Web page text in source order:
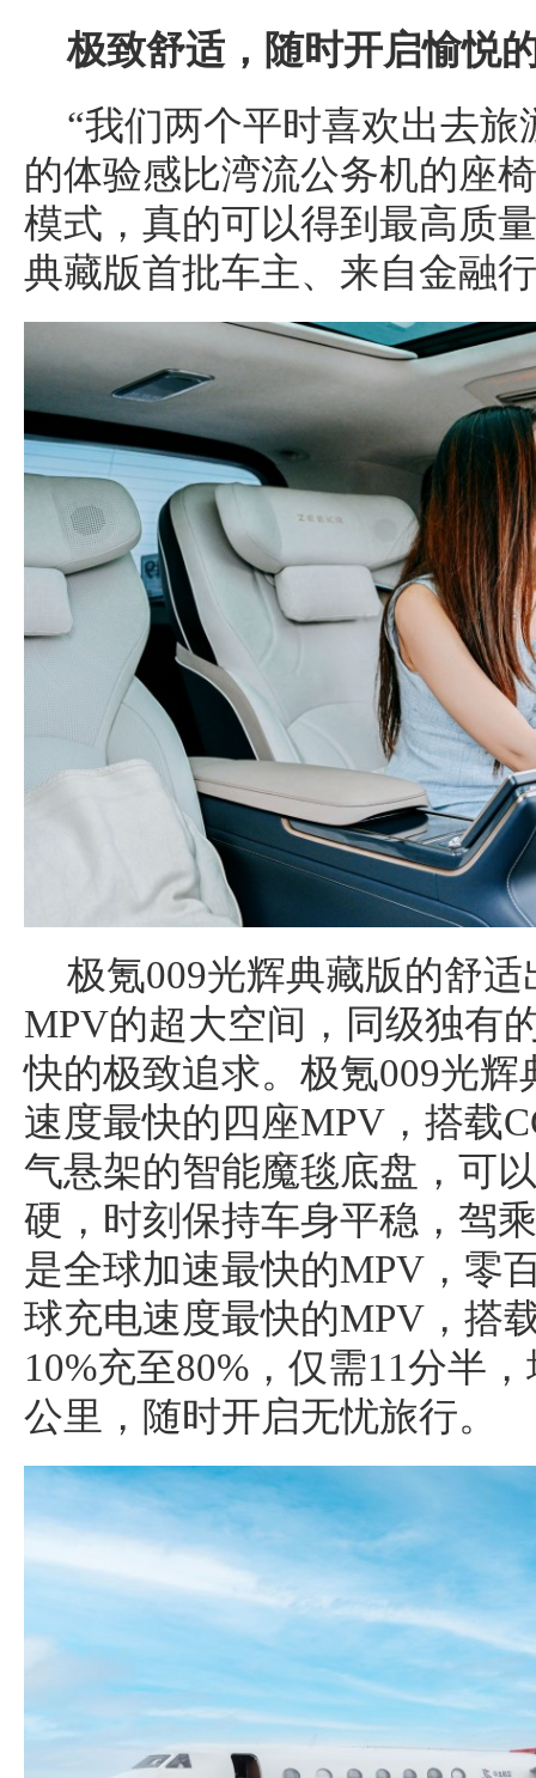
极致舒适 ， 随时开启愉悦
“我们两个平时喜欢出去
的体验感比湾流公务机的座
模式，真的可以得到最高质
典藏版首批车主、来自金融
极氪009光辉典藏版的舒
MPV的超大空间，同级独有
快的极致追求。极氪009光
速度最快的四座MPV，搭载
气悬架的智能魔毯底盘，可
硬，时刻保持车身平稳，驾
是全球加速最快的MPV，零
球充电速度最快的MPV，搭
10%充至80%，仅需11分半
公里，随时开启无忧旅行。